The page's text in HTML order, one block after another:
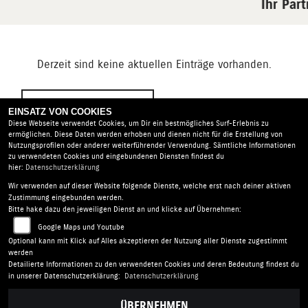
Ihr
Derzeit sind keine aktuellen Einträge vorhanden.
NEWS ARCHIV
Motorradschuppen Ullmann |Industriepark 8 | 91180
Heideck | Deutschland
AGB |Impressum
Barrierefreiheit |Batterieverordnung
EINSATZ VON COOKIES
Diese Webseite verwendet Cookies, um Dir ein bestmögliches Surf-Erlebnis zu
ermöglichen. Diese Daten werden erhoben und dienen nicht für die Erstellung von
Nutzungsprofilen oder anderer weiterführender Verwendung. Sämtliche Informationen
zu verwendeten Cookies und eingebundenen Diensten findest du
hier: Datenschutzerklärung
Wir verwenden auf dieser Website folgende Dienste, welche erst nach deiner aktiven
Zustimmung eingebunden werden.
Bitte hake dazu den jeweiligen Dienst an und klicke auf Übernehmen:
Google Maps und Youtube
Optional kann mit Klick auf Alles akzeptieren der Nutzung aller Dienste zugestimmt
werden
Detailierte Informationen zu den verwendeten Cookies und deren Bedeutung findest du
in unserer Datenschutzerklärung:
Datenschutzerklärung